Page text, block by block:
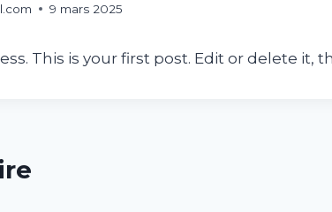
9 mars 2025
This is your first post. Edit or delete it,